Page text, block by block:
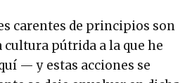
carentes de principios son
cultura pútrida a la que he
— y estas acciones se